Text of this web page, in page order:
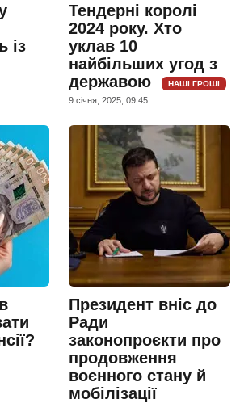
із
Тендерні королі
2024 року. Хто
уклав 10
найбільших угод з
державою
НАШІ ГРОШІ
9 сiчня, 2025, 09:45
Президент вніс до
Ради
законопроєкти про
продовження
воєнного стану й
мобілізації